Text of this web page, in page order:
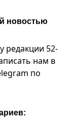
новостью
редакции 52-
нам в
по